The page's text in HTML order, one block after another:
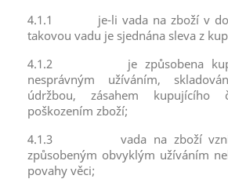
4.1.1 je-li vada na zboží v
takovou vadu je sjednána sleva z
4.1.2 je způsobena
nesprávným užíváním,
údržbou, zásahem kupujícího
poškozením zboží;
4.1.3vada na zboží
způsobeným obvyklým užíváním
povahy věci;